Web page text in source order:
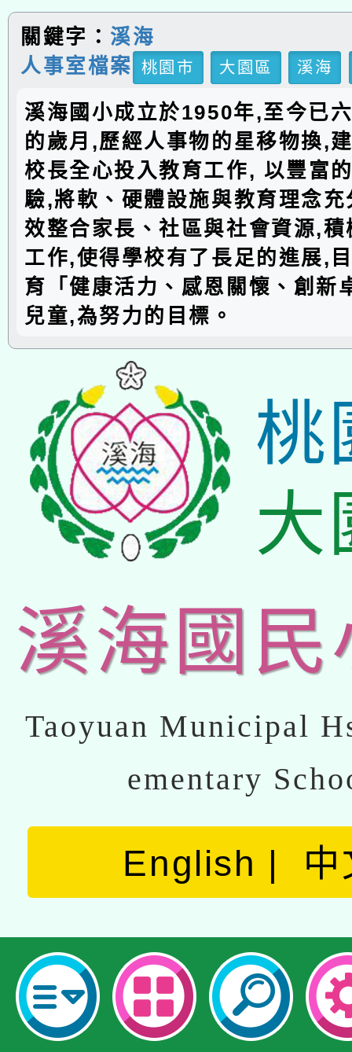
關鍵字： 溪海
人事室檔案
桃園市 大園區 溪海
溪海國小成立於1950年,至今已
的歲月,歷經人事物的星移物換,
校長全心投入教育工作, 以豐富
驗,將軟、硬體設施與教育理念
效整合家長、社區與社會資源,
工作,使得學校有了長足的進展,
育「健康活力、感恩關懷、創新
兒童,為努力的目標。
桃
大
溪海國民
Taoyuan Municipal
ementary
English 中